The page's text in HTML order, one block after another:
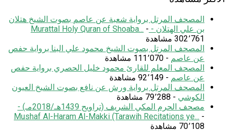
المصحف المرتل برواية شعبة عن عاصم بصوت الشيخ هتلان
بن علي الهتلان - Murattal Holy Quran of Shoaba... -
302٬761 مشاهدة
المصحف المرتل بصوت الشيخ محمود علي البنا برواية حفص
عن عاصم - 111٬070 مشاهدة
المصحف المعلم للقارئ محمود خليل الحصري برواية حفص
عن عاصم - 92٬149 مشاهدة
المصحف المرتل برواية ورش عن نافع بصوت الشيخ العيون
الكوشي - 79٬288 مشاهدة
مصحف الحرم المكي الشريف (تراويح 1439هـ/2018مـ) -
Mushaf Al-Haram Al-Makki (Tarawih Recitations ye... -
70٬108 مشاهدة